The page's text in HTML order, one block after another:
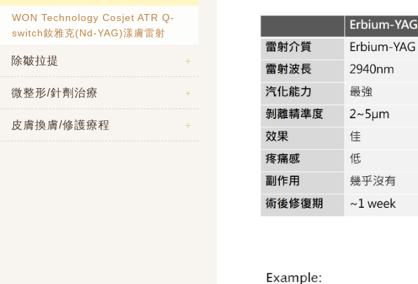
WON Technology Cosjet ATR Q-
switch釹雅克(Nd-YAG)漾膚雷射
除皺拉提
微整形/針劑治療
皮膚換膚/修護療程